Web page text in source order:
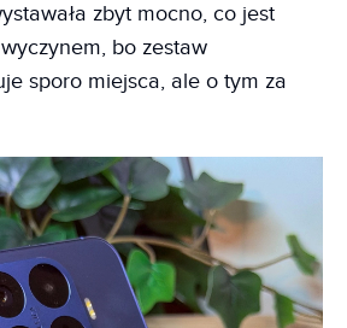
zbyt mocno, co jest
bo zestaw
sporo miejsca, ale o tym za